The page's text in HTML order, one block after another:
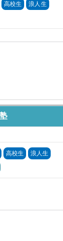
高校生 浪人生
高校生 浪人生